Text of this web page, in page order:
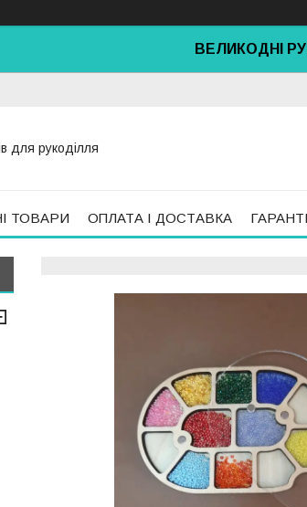
ВЕЛИКОДНІ
для рукоділля
ТОВАРИ ОПЛАТА І ДОСТАВКА